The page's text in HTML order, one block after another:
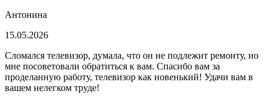
Антонина
15.05.2026
Сломался телевизор, думала, что он не подлежит ремонту, но
мне посоветовали обратиться к вам. Спасибо вам за
проделанную работу, телевизор как новенький! Удачи вам в
вашем нелегком труде!